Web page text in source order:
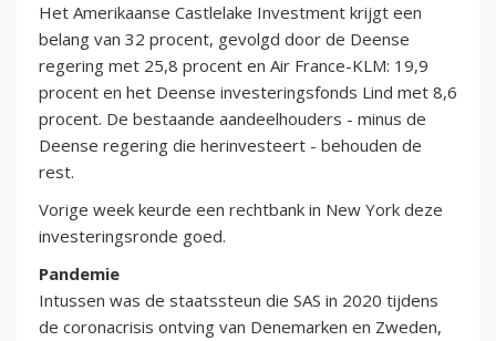
Het Amerikaanse Castlelake Investment krijgt een
belang van 32 procent, gevolgd door de Deense
regering met 25,8 procent en Air France-KLM: 19,9
procent en het Deense investeringsfonds Lind met 8,6
procent. De bestaande aandeelhouders - minus de
Deense regering die herinvesteert - behouden de
rest.
Vorige week keurde een rechtbank in New York deze
investeringsronde goed.
Pandemie
Intussen was de staatssteun die SAS in 2020 tijdens
de coronacrisis ontving van Denemarken en Zweden,